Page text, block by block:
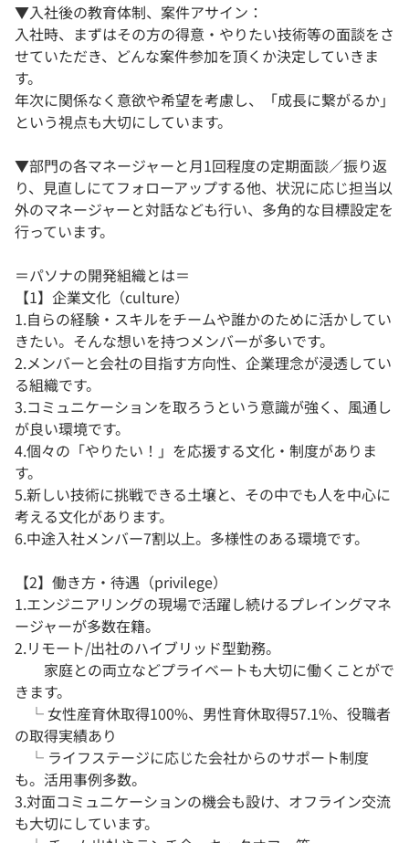
▼入社後の教育体制、案件アサイン：
入社時、まずはその方の得意・やりたい技術等の面談をさ
せていただき、どんな案件参加を頂くか決定していきま
す。
年次に関係なく意欲や希望を考慮し、「成長に繋がるか」
という視点も大切にしています。
▼部門の各マネージャーと月1回程度の定期面談／振り返
り、見直しにてフォローアップする他、状況に応じ担当以
外のマネージャーと対話なども行い、多角的な目標設定を
行っています。
＝パソナの開発組織とは＝
【1】企業文化（culture）
1.自らの経験・スキルをチームや誰かのために活かしてい
きたい。そんな想いを持つメンバーが多いです。
2.メンバーと会社の目指す方向性、企業理念が浸透してい
る組織です。
3.コミュニケーションを取ろうという意識が強く、風通し
が良い環境です。
4.個々の「やりたい！」を応援する文化・制度がありま
す。
5.新しい技術に挑戦できる土壌と、その中でも人を中心に
考える文化があります。
6.中途入社メンバー7割以上。多様性のある環境です。
【2】働き方・待遇（privilege）
1.エンジニアリングの現場で活躍し続けるプレイングマネ
ージャーが多数在籍。
2.リモート/出社のハイブリッド型勤務。
家庭との両立などプライベートも大切に働くことがで
きます。
└ 女性産育休取得100%、男性育休取得57.1%、役職者
の取得実績あり
└ ライフステージに応じた会社からのサポート制度
も。活用事例多数。
3.対面コミュニケーションの機会も設け、オフライン交流
も大切にしています。